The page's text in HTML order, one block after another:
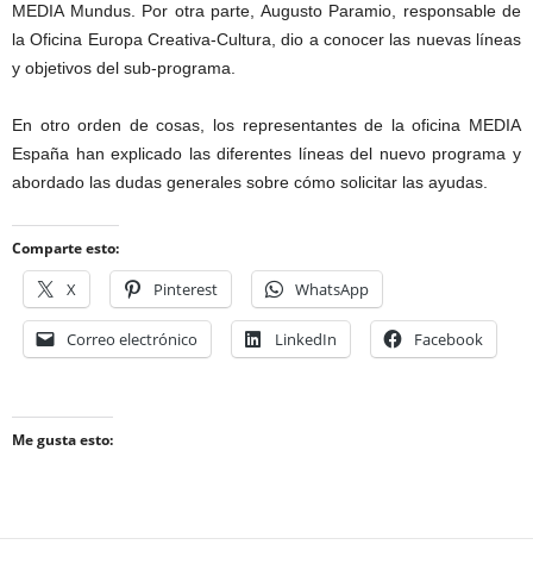
MEDIA Mundus. Por otra parte, Augusto Paramio, responsable de
la Oficina Europa Creativa-Cultura, dio a conocer las nuevas líneas
y objetivos del sub-programa.
En otro orden de cosas, los representantes de la oficina MEDIA
España han explicado las diferentes líneas del nuevo programa y
abordado las dudas generales sobre cómo solicitar las ayudas.
Comparte esto:
X Pinterest WhatsApp
Correo electrónico LinkedIn Facebook
Me gusta esto: